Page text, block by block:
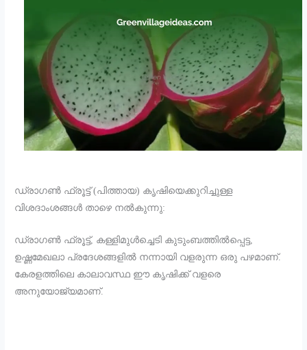
ഡ്രാഗൺ ഫ്രൂട്ട് (പിത്തായ) കൃഷിയെക്കുറിച്ചുള്ള
വിശദാംശങ്ങൾ താഴെ നൽകുന്നു:
​ഡ്രാഗൺ ഫ്രൂട്ട്, കള്ളിമുൾച്ചെടി കുടുംബത്തിൽപ്പെട്ട,
ഉഷ്ണമേഖലാ പ്രദേശങ്ങളിൽ നന്നായി വളരുന്ന ഒരു പഴമാണ്.
കേരളത്തിലെ കാലാവസ്ഥ ഈ കൃഷിക്ക് വളരെ
അനുയോജ്യമാണ്.